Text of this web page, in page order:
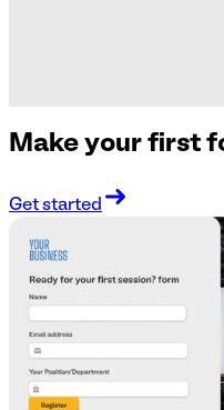
Make your first
Get started